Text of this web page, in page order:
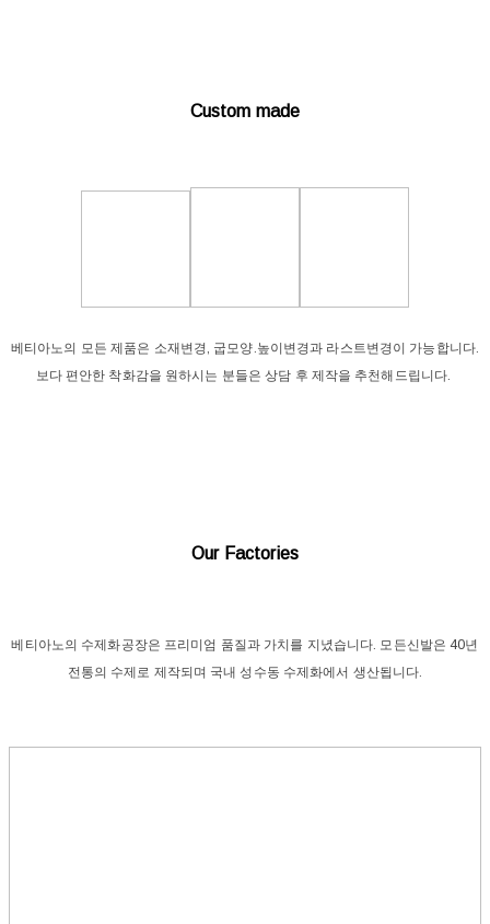
Custom made
베티아노의 모든 제품은 소재변경, 굽모양.높이변경과 라스트변경이 가능합니다.
보다 편안한 착화감을 원하시는 분들은 상담 후 제작을 추천해드립니다.
Our Factories
베티아노의 수제화공장은 프리미엄 품질과 가치를 지녔습니다. 모든신발은 40년
전통의 수제로 제작되며 국내 성수동 수제화에서 생산됩니다.